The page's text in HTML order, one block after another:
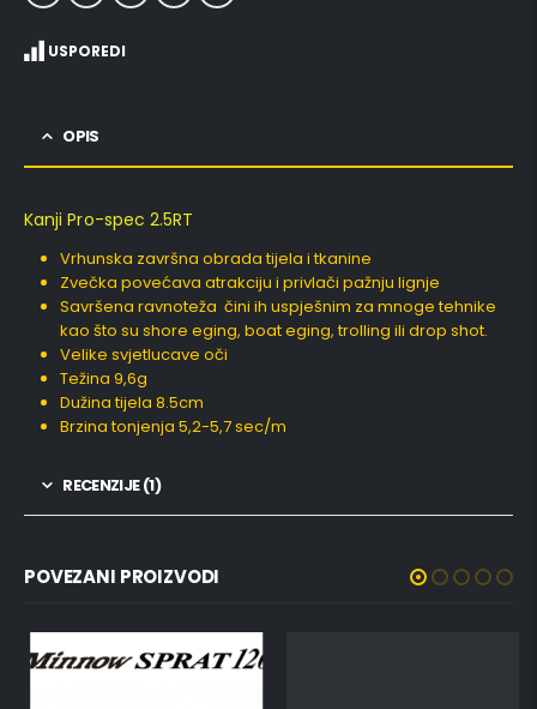
USPOREDI
OPIS
Kanji Pro-spec 2.5RT
Vrhunska završna obrada tijela i tkanine
Zvečka povećava atrakciju i privlači pažnju lignje
Savršena ravnoteža čini ih uspješnim za mnoge tehnike
kao što su shore eging, boat eging, trolling ili drop shot.
Velike svjetlucave oči
Težina 9,6g
Dužina tijela 8.5cm
Brzina tonjenja 5,2-5,7 sec/m
RECENZIJE (1)
POVEZANI PROIZVODI